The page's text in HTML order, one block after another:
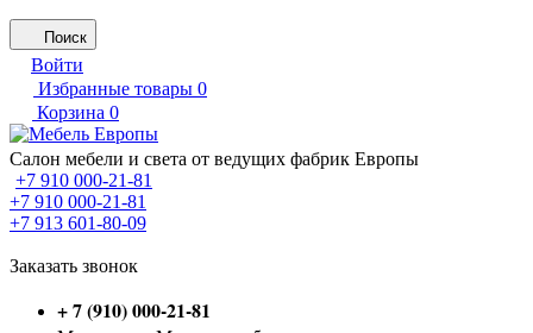
Поиск
Войти
Избранные товары 0
Корзина 0
Салон мебели и света от ведущих фабрик Европы
+7 910 000-21-81
+7 910 000-21-81
+7 913 601-80-09
Заказать звонок
+ 7 (910) 000-21-81